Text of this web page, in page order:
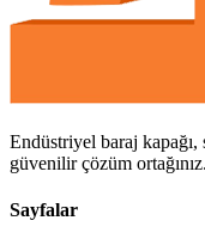
Endüstriyel baraj kapağı,
güvenilir çözüm ortağınız.
Sayfalar